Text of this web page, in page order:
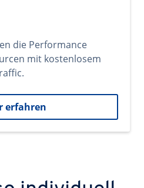
die Performance
mit kostenlosem
erfahren